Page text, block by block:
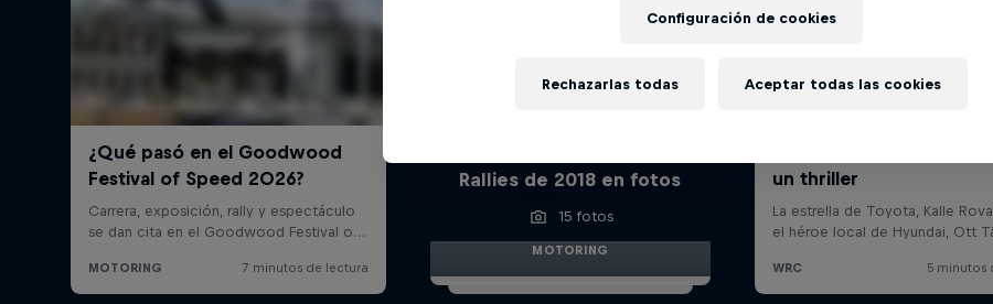
Rallies de 2018 en fotos
15 fotos
MOTORING
Configuración de cookies
Rechazarlas todas Aceptar todas las cookies